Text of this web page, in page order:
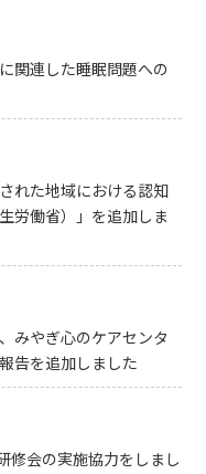
関連した睡眠問題への
れた地域における認知
労働省）」を追加しま
みやぎ心のケアセンタ
告を追加しました
修会の実施協力をしまし